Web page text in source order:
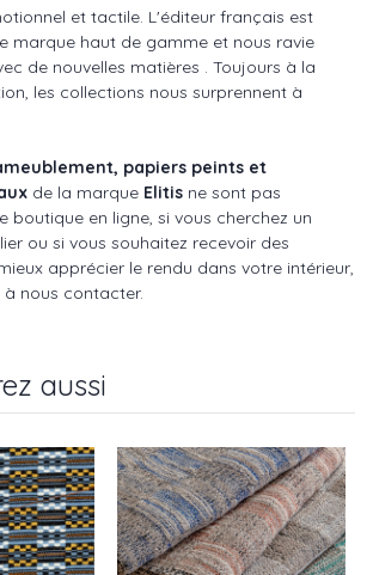
et tactile. L'éditeur français est
marque haut de gamme et nous ravie
de nouvelles matières . Toujours à la
les collections nous surprennent à
papiers peints et
de la marque Elitis ne sont pas
boutique en ligne, si vous cherchez un
ou si vous souhaitez recevoir des
apprécier le rendu dans votre intérieur,
à nous contacter.
aussi